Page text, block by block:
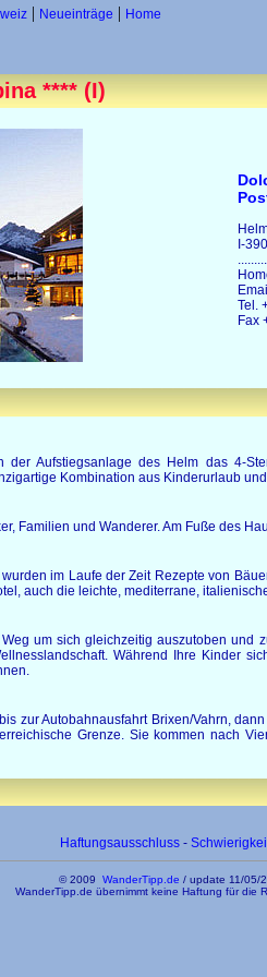
| Neueinträge | Home
**** (I)
I-
Tel.
Fax
der Aufstiegsanlage des Helm das 4-
Kombination aus Kinderurlaub
Familien und Wanderer. Am Fuße des
im Laufe der Zeit Rezepte von
auch die leichte, mediterrane,
um sich gleichzeitig auszutoben
Während Ihre Kinder
zur Autobahnausfahrt Brixen/Vahrn,
Grenze. Sie kommen nach
Haftungsausschluss -
© 2009 WanderTipp.de / update 11/05/
WanderTipp.de übernimmt keine Haftung für die